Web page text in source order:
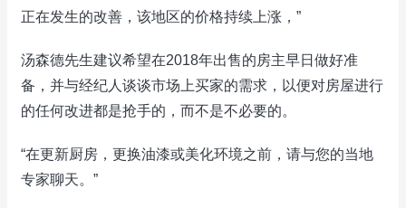
正在发生的改善，该地区的价格持续上涨，”
汤森德先生建议希望在2018年出售的房主早日做好准
备，并与经纪人谈谈市场上买家的需求，以便对房屋进行
的任何改进都是抢手的，而不是不必要的。
“在更新厨房，更换油漆或美化环境之前，请与您的当地
专家聊天。”